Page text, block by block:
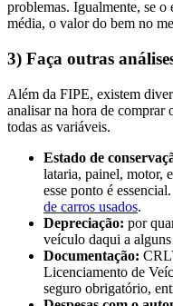
problemas. Igualmente, se o
média, o valor do bem no
3) Faça outras
Além da FIPE, existem
analisar na hora de
todas as variáveis.
Estado de
lataria, painel, motor,
esse ponto é
de carros usados.
Depreciação: por
veículo daqui a
Documentação:
Licenciamento de
seguro obrigatório,